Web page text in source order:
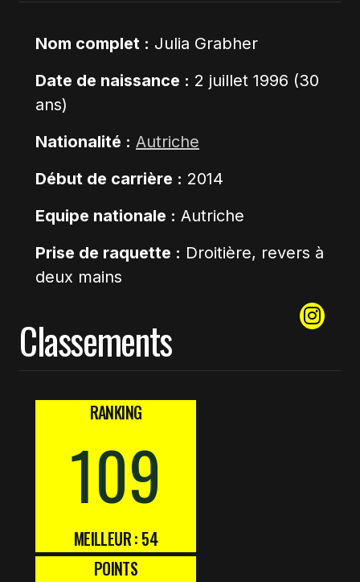
Nom complet : Julia Grabher
Date de naissance : 2 juillet 1996 (30
ans)
Nationalité : Autriche
Début de carrière : 2014
Equipe nationale : Autriche
Prise de raquette : Droitière, revers à
deux mains
Classements
RANKING
109
MEILLEUR : 54
POINTS